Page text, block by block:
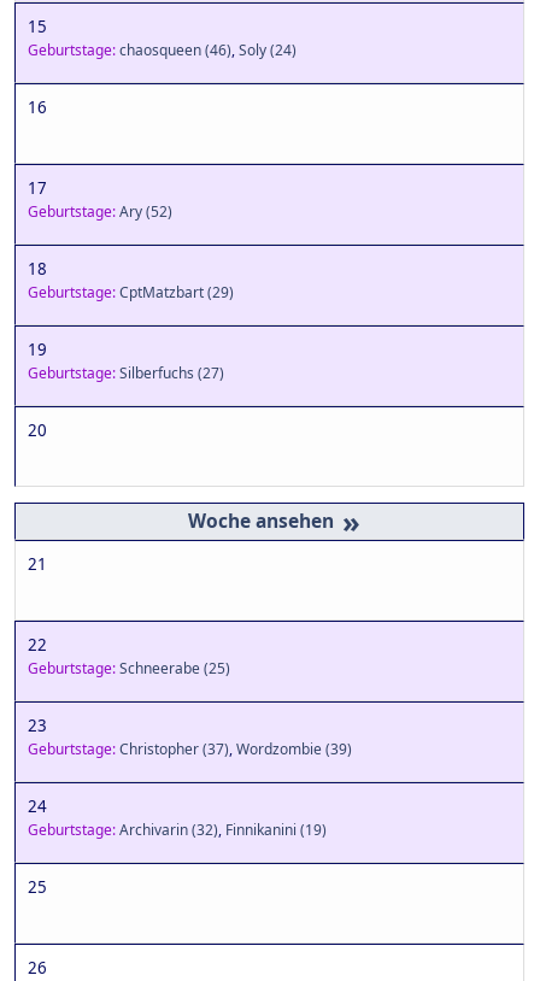
15
Geburtstage:chaosqueen(46),Soly(24)
16
17
Geburtstage:Ary(52)
18
Geburtstage:CptMatzbart(29)
19
Geburtstage:Silberfuchs (27)
20
»
21
22
Geburtstage:Schneerabe(25)
23
Geburtstage:Christopher(37),Wordzombie(39)
24
Geburtstage:Archivarin(32), Finnikanini (19)
25
26